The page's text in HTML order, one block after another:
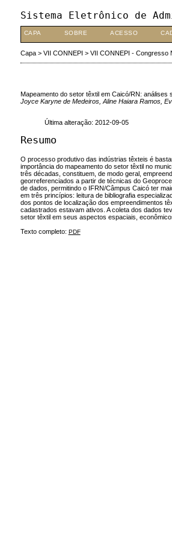
Sistema Eletrônico de
CAPA SOBRE ACESSO
Capa> VII CONNEPI > VII CONNEPI - Congresso
Mapeamento do setor têxtil em Caicó/RN:
Joyce Karyne de Medeiros, Aline Haiara Ramos,
Última alteração: 2012-09-05
Resumo
O processo produtivo das indústrias têxteis é
importância do mapeamento do setor têxtil no
três décadas, constituem, de modo geral,
georreferenciados a partir de técnicas do
de dados, permitindo o IFRN/Câmpus Caicó ter
em três princípios: leitura de bibliografia
dos pontos de localização dos empreendimentos
cadastrados estavam ativos. A coleta dos dados
setor têxtil em seus aspectos espaciais,
Texto completo: PDF